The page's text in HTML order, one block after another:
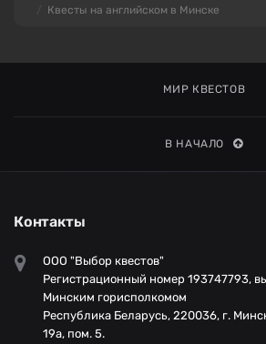
Квесты на английском в Минске
МИР КВЕСТОВ
В НАЧАЛО
Контакты
ООО "Выбор квестов"
Регистрационный номер 193747793,
Минским горисполкомом
Республика Беларусь, 220036, г.
19а, пом. 5.